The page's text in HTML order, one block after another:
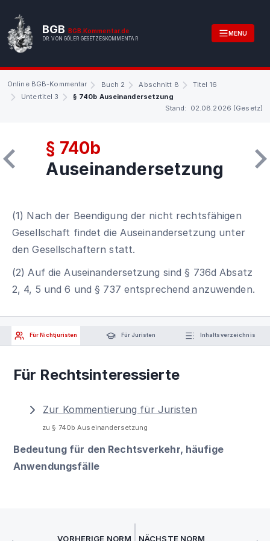
BGB BGB.Kommentar.de
DR. VON GÖLER GESETZESKOMMENTAR
MENU
Online BGB-Kommentar Buch 2 Abschnitt 8
Titel 16
Untertitel 3
§ 740b Auseinandersetzung
Stand: 02.08.2026 (Gesetz)
§ 740b
Auseinandersetzung
(1) Nach der Beendigung der nicht rechtsfähigen
Gesellschaft findet die Auseinandersetzung unter
den Gesellschaftern statt.
(2) Auf die Auseinandersetzung sind § 736d Absatz
2, 4, 5 und 6 und § 737 entsprechend anzuwenden.
Für Nichtjuristen Für Juristen Inhaltsverzeichnis
Für Rechtsinteressierte
Zur Kommentierung für Juristen
zu § 740b Auseinandersetzung
Bedeutung für den Rechtsverkehr, häufige
Anwendungsfälle
VORHERIGE NORM NÄCHSTE NORM